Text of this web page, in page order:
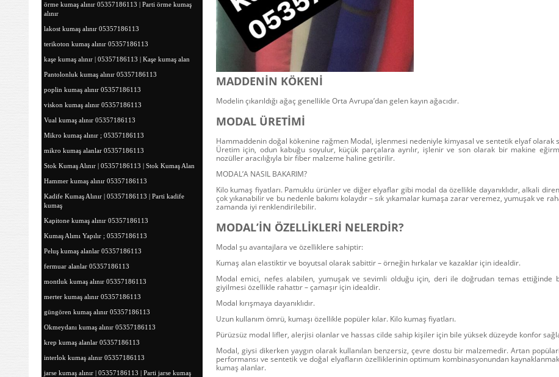
örme kumaş alınır 05357186113 | Parti örme kumaş
alınır
lakost kumaş alınır 05357186113
terikoton kumaş alınır 05357186113
kaşe kumaş alınır | 05357186113 | Kaşe kumaş alan
Pantolonluk kumaş alınır 05357186113
poplin kumaş alınır 05357186113
viskon kumaş alınır 05357186113
Vual kumaş alınır 05357186113
Mikro kumaş alınır ; 05357186113
mikro kumaş alanlar 05357186113
Stok Kumaş Alınır | 05357186113 | Stok Kumaş Alan
Hammer kumaş alınır 05357186113
Kadife Kumaş Alınır | 05357186113 | Parti kadife
kumaş
Kapitone kumaş alınır 05357186113
Kumaş Alımı Yapılır ; 05357186113
Peluş kumaş alanlar 05357186113
fermuar alanlar 05357186113
montluk kumaş alınır 05357186113
merter kumaş alınır 05357186113
güngören kumaş alınır 05357186113
Okmeydanı kumaş alınır 05357186113
krep kumaş alanlar 05357186113
interlok kumaş alınır 05357186113
jarse kumaş alınır | 05357186113 | Parti jarse kumaş
MADDENİN KÖKENİ
Modelin çıkarıldığı ağaç genellikle Orta Avrupa’dan gelen kayın ağacıdır.
MODAL ÜRETİMİ
Hammaddenin doğal kökenine rağmen Modal, işlenmesi nedeniyle kimyasal ve sentetik elyaf olarak
Üretim için, odun kabuğu soyulur, küçük parçalara ayrılır, işlenir ve son olarak bir makine
nozüller aracılığıyla bir fiber malzeme haline getirilir.
MODAL’A NASIL BAKARIM?
Kilo kumaş fiyatları.Pamuklu ürünler ve diğer elyaflar gibi modal da özellikle dayanıklıdır, alkali
çok yıkanabilir ve bu nedenle bakımı kolaydır – sık yıkamalar kumaşa zarar veremez, yumuşak ve
zamanda iyi renklendirilebilir.
MODAL’İN ÖZELLİKLERİ NELERDİR?
Modal şu ​​avantajlara ve özelliklere sahiptir:
Kumaş alanelastiktir ve boyutsal olarak sabittir – örneğin hırkalar ve kazaklar için idealdir.
Modal emici, nefes alabilen, yumuşak ve sevimli olduğu için, deri ile doğrudan temas ettiğinde
giyilmesi özellikle rahattır – çamaşır için idealdir.
Modal kırışmaya dayanıklıdır.
Uzun kullanım ömrü, kumaşı özellikle popüler kılar. Kilo kumaş fiyatları.
Pürüzsüz modal lifler, alerjisi olanlar ve hassas cilde sahip kişiler için bile yüksek düzeyde konfor
Modal, giysi dikerken yaygın olarak kullanılan benzersiz, çevre dostu bir malzemedir. Artan
performansı ve sentetik ve doğal elyafların özelliklerinin optimum kombinasyonundan
kumaş alanlar.